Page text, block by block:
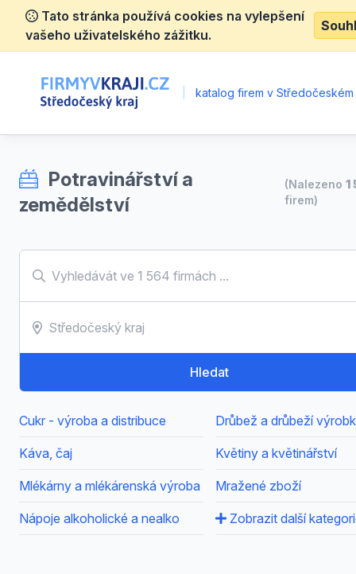
Tato stránka používá cookies na vylepšení
vašeho uživatelského zážitku.
katalog firem v Středočeském
Potravinářství a
zemědělství
(Nalezeno1
firem)
Hledat
Cukr - výroba a distribuce Drůbež a drůbeží
Káva, čaj Květiny a květinářství
Mlékárny a mlékárenská výroba Mražené zboží
Nápoje alkoholické a nealko Zobrazit další